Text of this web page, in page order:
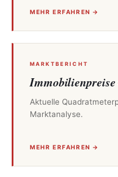
MEHR ERFAHREN →
MARKTBERICHT
Immobilienpreise
Aktuelle
Marktanalyse.
MEHR ERFAHREN →